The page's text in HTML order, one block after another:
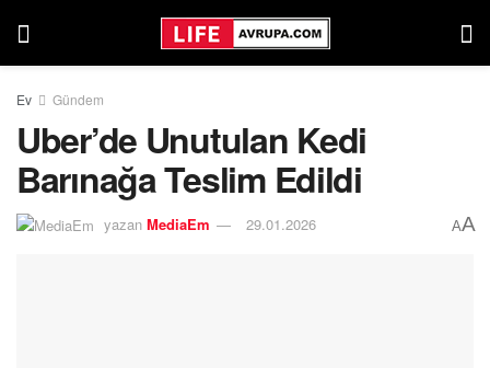
Ev Gündem
Uber’de Unutulan Kedi
Barınağa Teslim Edildi
yazan MediaEm 29.01.2026 AA